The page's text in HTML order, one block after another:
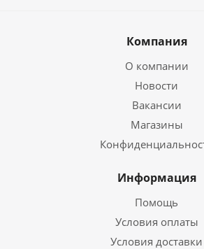
Компания
О компании
Новости
Вакансии
Магазины
Информация
Помощь
Условия оплаты
Условия доставки